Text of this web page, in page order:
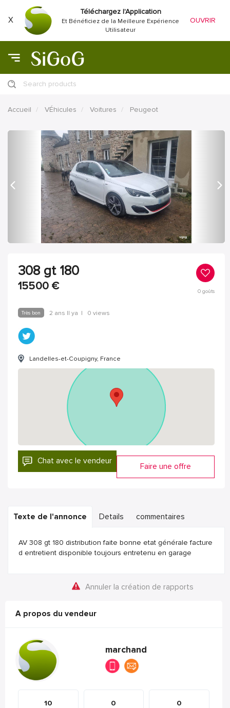
X
Téléchargez l'Application
Et Bénéficiez de la Meilleure Expérience
Utilisateur
OUVRIR
Search products
Accueil VÉhicules Voitures Peugeot
précédent
308 gt 180
15500 € 0goûts
Très bon 2 ans Il ya | 0 views
Landelles-et-Coupigny, France
Chat avec le vendeur
Faire une offre
Texte de l'annonce Details commentaires
AV 308 gt 180 distribution faite bonne etat générale facture
d entretient disponible toujours entretenu en garage
Annuler la création de rapports
A propos du vendeur
marchand
10 0 0